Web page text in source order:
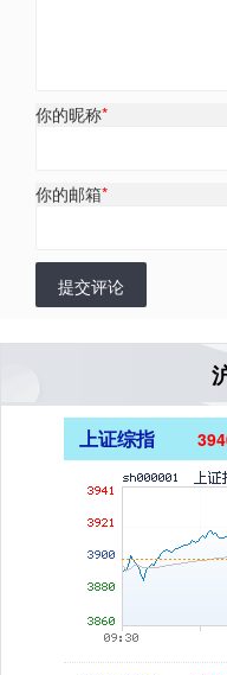
你的昵称*
你的邮箱*
提交评论
上证综指